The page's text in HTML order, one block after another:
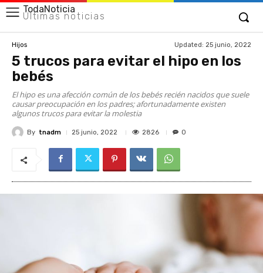
TodaNoticia
Últimas noticias
Hijos Updated: 25 junio, 2022
5 trucos para evitar el hipo en los
bebés
El hipo es una afección común de los bebés recién nacidos que suele
causar preocupación en los padres; afortunadamente existen
algunos trucos para evitar la molestia
By tnadm 25 junio, 2022 2826 0